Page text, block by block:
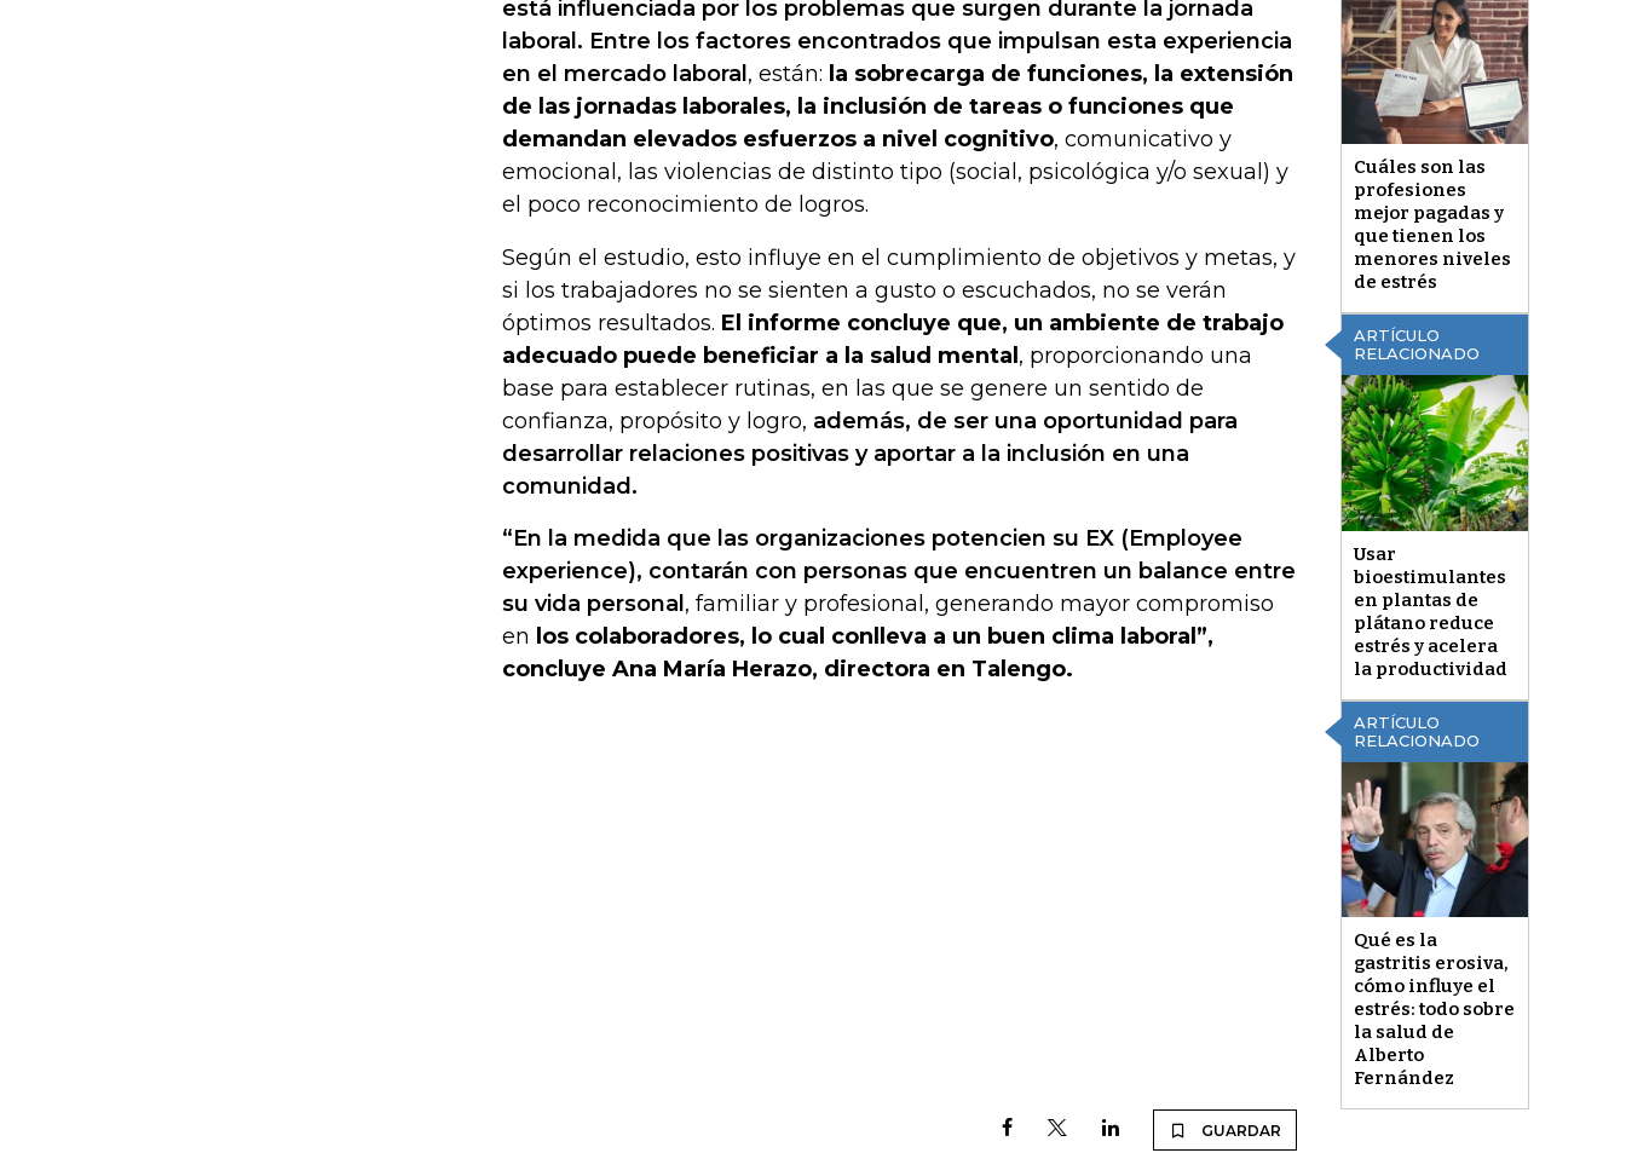
Cuáles son las
profesiones
mejor pagadas y
que tienen los
menores niveles
de estrés
está influenciada por los problemas que surgen durante la jornada
laboral. Entre los factores encontrados que impulsan esta experiencia
en el mercado laboral , están: la sobrecarga de funciones, la extensión
de las jornadas laborales, la inclusión de tareas o funciones que
demandan elevados esfuerzos a nivel cognitivo, comunicativo y
emocional, las violencias de distinto tipo (social, psicológica y/o sexual) y
el poco reconocimiento de logros.
ARTÍCULO
RELACIONADO
Usar
bioestimulantes
en plantas de
plátano reduce
estrés y acelera
la productividad
Según el estudio, esto influye en el cumplimiento de objetivos y metas, y
si los trabajadores no se sienten a gusto o escuchados, no se verán
óptimos resultados. El informe concluye que, un ambiente de trabajo
adecuado puede beneficiar a la salud mental , proporcionando una
base para establecer rutinas, en las que se genere un sentido de
confianza, propósito y logro, además, de ser una oportunidad para
desarrollar relaciones positivas y aportar a la inclusión en una
comunidad.
ARTÍCULO
RELACIONADO
Qué es la
gastritis erosiva,
cómo influye el
estrés: todo sobre
la salud de
Alberto
Fernández
“En la medida que las organizaciones potencien su EX (Employee
experience), contarán con personas que encuentren un balance entre
su vida personal , familiar y profesional, generando mayor compromiso
en los colaboradores, lo cual conlleva a un buen clima laboral”,
concluye Ana María Herazo, directora en Talengo.
GUARDAR